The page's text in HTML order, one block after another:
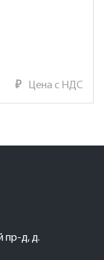
₽ Цена с НДС
пр-д, д.